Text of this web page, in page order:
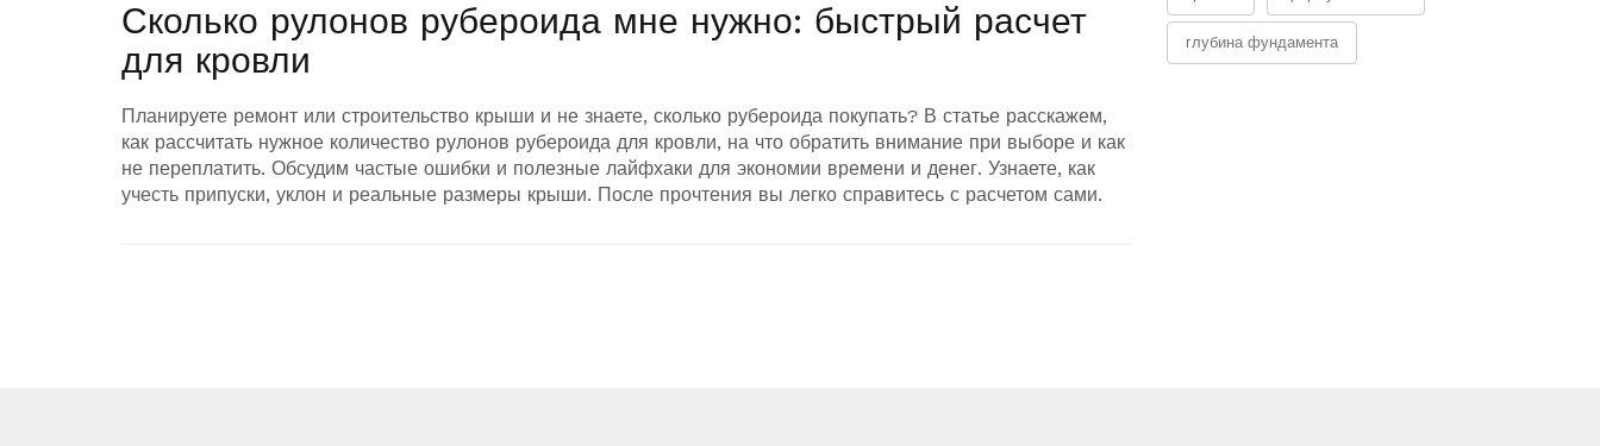
Сколько рулонов рубероида мне нужно: быстрый расчет
для кровли
Планируете ремонт или строительство крыши и не знаете, сколько рубероида покупать? В статье расскажем,
как рассчитать нужное количество рулонов рубероида для кровли, на что обратить внимание при выборе и как
не переплатить. Обсудим частые ошибки и полезные лайфхаки для экономии времени и денег. Узнаете, как
учесть припуски, уклон и реальные размеры крыши. После прочтения вы легко справитесь с расчетом сами.
глубина фундамента